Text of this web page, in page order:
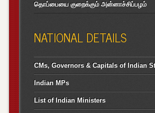
தொப்பையை குறைக்கும் அன்னாச்சிப்பழம்
NATIONAL DETAILS
CMs, Governors & Capitals of Indian
Indian MPs
List of Indian Ministers